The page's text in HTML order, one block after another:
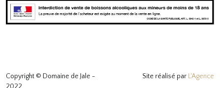
Copyright © Domaine de Jale -
Site réalisé par L'Agence